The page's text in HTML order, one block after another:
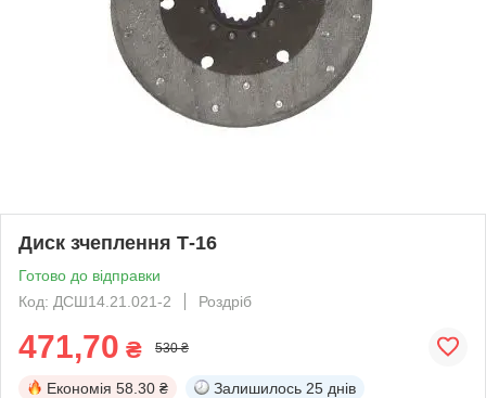
Диск зчеплення Т-16
Готово до відправки
Код: ДСШ14.21.021-2
Роздріб
471,70 ₴ 530 ₴
Економія 58.30 ₴ Залишилось 25 днів